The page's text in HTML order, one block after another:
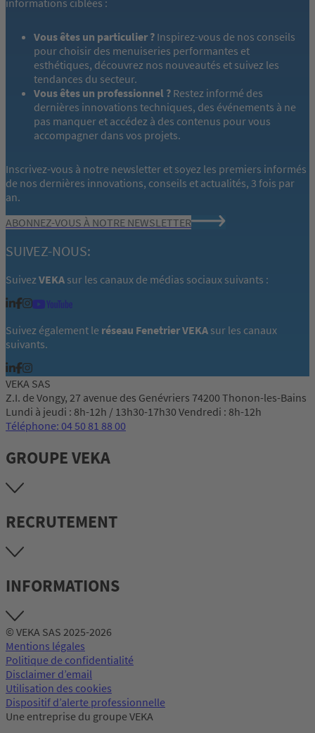
Vous êtes un particulier ? Inspirez-vous de nos conseils
pour choisir des menuiseries performantes et
esthétiques, découvrez nos nouveautés et suivez les
tendances du secteur.
Vous êtes un professionnel ? Restez informé des
dernières innovations techniques, des événements à ne
pas manquer et accédez à des contenus pour vous
accompagner dans vos projets.
Inscrivez-vous à notre newsletter et soyez les premiers informés
de nos dernières innovations, conseils et actualités, 3 fois par
an.
ABONNEZ-VOUS À NOTRE NEWSLETTER
SUIVEZ-NOUS:
SuivezVEKA sur les canaux de médias sociaux suivants :
Suivez également le réseau Fenetrier VEKA sur les canaux
suivants.
VEKA SAS
Z.I. de Vongy, 27 avenue des Genévriers 74200 Thonon-les-Bains
Lundi à jeudi : 8h-12h / 13h30-17h30 Vendredi : 8h-12h
Téléphone: 04 50 81 88 00
GROUPE VEKA
RECRUTEMENT
INFORMATIONS
© VEKA SAS 2025-2026
Mentions légales
Politique de confidentialité
Disclaimer d’email
Utilisation des cookies
Dispositif d’alerte professionnelle
Une entreprise du groupe VEKA